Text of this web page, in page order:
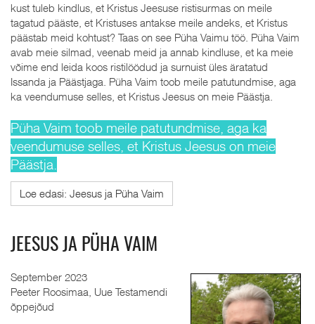
kust tuleb kindlus, et Kristus Jeesuse ristisurmas on meile
tagatud pääste, et Kristuses antakse meile andeks, et Kristus
päästab meid kohtust? Taas on see Püha Vaimu töö. Püha Vaim
avab meie silmad, veenab meid ja annab kindluse, et ka meie
võime end leida koos ristilöödud ja surnuist üles äratatud
Issanda ja Päästjaga. Püha Vaim toob meile patutundmise, aga
ka veendumuse selles, et Kristus Jeesus on meie Päästja.
Püha Vaim toob meile patutundmise, aga ka
veendumuse selles, et Kristus Jeesus on meie
Päästja.
Loe edasi: Jeesus ja Püha Vaim
JEESUS JA PÜHA VAIM
September 2023
Peeter Roosimaa, Uue Testamendi
õppejõud